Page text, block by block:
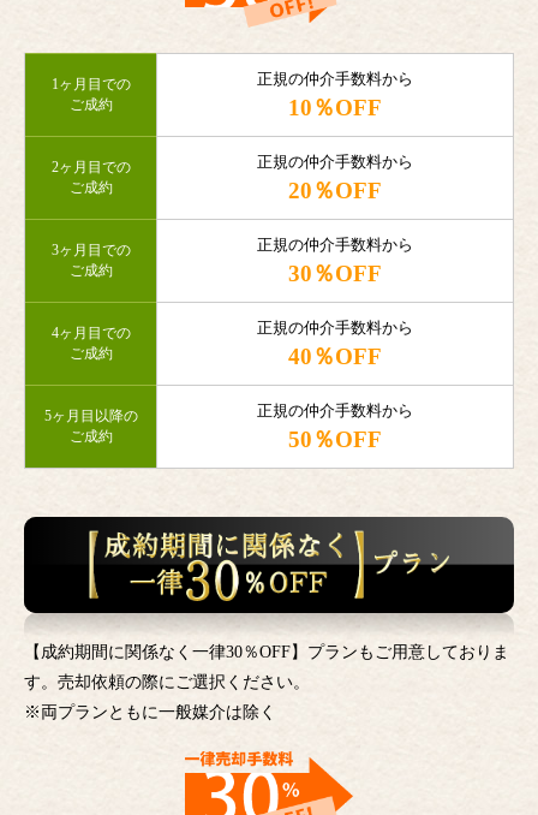
1ヶ月目での
ご成約
正規の仲介手数料から
10％OFF
2ヶ月目での
ご成約
正規の仲介手数料から
20％OFF
3ヶ月目での
ご成約
正規の仲介手数料から
30％OFF
4ヶ月目での
ご成約
正規の仲介手数料から
40％OFF
5ヶ月目以降の
ご成約
正規の仲介手数料から
50％OFF
【成約期間に関係なく一律30％OFF】プランもご用意しておりま
す。売却依頼の際にご選択ください。
※両プランともに一般媒介は除く